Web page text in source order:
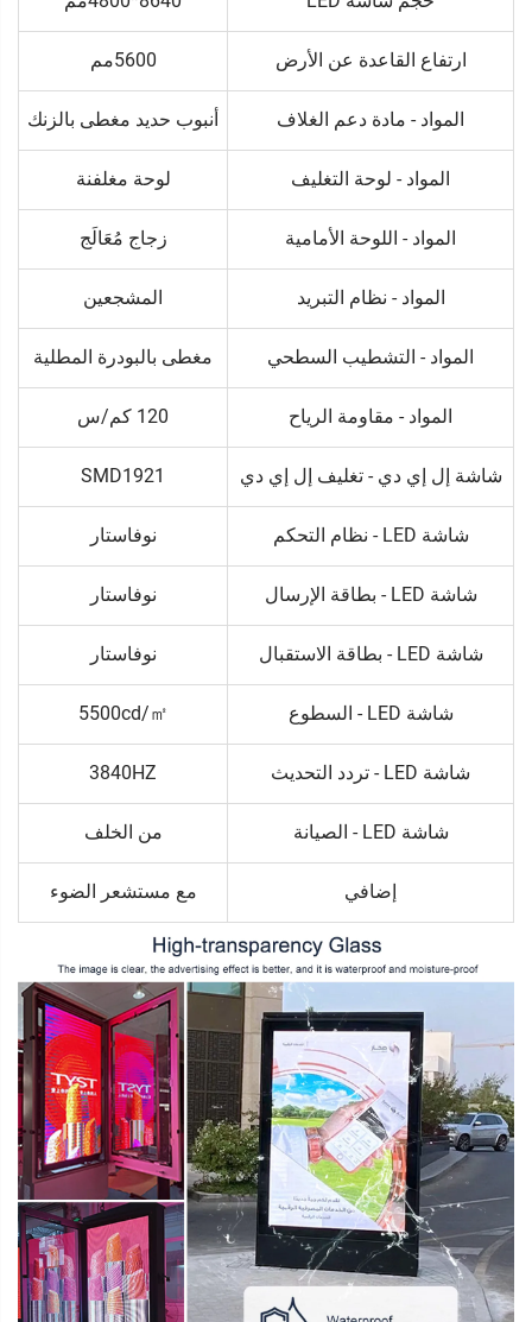
ارتفاع القاعدة عن الأرض 5600مم
المواد - مادة دعم الغلاف أنبوب حديد مغطى بالزنك
المواد - لوحة التغليف لوحة مغلفنة
المواد - اللوحة الأمامية زجاج مُعَالَج
المواد - نظام التبريد المشجعين
المواد - التشطيب السطحي مغطى بالبودرة المطلية
المواد - مقاومة الرياح 120 كم/س
شاشة إل إي دي - تغليف إل إي دي SMD1921
شاشة LED - نظام التحكم نوفاستار
شاشة LED - بطاقة الإرسال نوفاستار
شاشة LED - بطاقة الاستقبال نوفاستار
شاشة LED - السطوع 5500cd/㎡
شاشة LED - تردد التحديث 3840HZ
شاشة LED - الصيانة من الخلف
إضافي مع مستشعر الضوء